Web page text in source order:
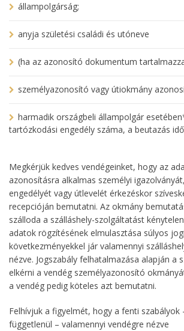
állampolgárság;
anyja születési családi és utóneve
(ha az azonosító dokumentum
személyazonosító vagy útiokmány
harmadik országbeli állampolgár
tartózkodási engedély száma, a beutazás
Megkérjük kedves vendégeinket, hogy az
azonosításra alkalmas személyi
engedélyét vagy útlevelét érkezéskor
recepcióján bemutatni. Az okmány
szálloda a szálláshely-szolgáltatást
adatok rögzítésének elmulasztása súlyos jogi
következményekkel jár valamennyi
nézve. Jogszabály felhatalmazása alapján a
elkérni a vendég személyazonosító
a vendég pedig köteles azt bemutatni.
Felhívjuk a figyelmét, hogy a fenti szabályok
függetlenül – valamennyi vendégre nézve